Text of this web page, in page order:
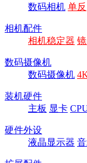
数码相机 单反
相机配件
相机稳定器
数码摄像机
数码摄像机
装机硬件
主板 显卡
硬件外设
液晶显示器